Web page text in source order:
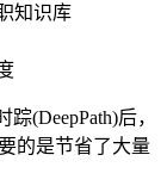
知识库
(DeepPath)后，
的是节省了大量